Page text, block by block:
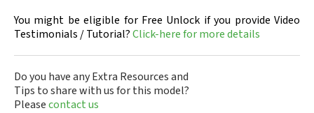
You might be eligible for Free Unlock if you provide Video
Testimonials / Tutorial?Click-here for more details
Do you have any Extra Resources and
Tips to share with us for this model?
Pleasecontact us